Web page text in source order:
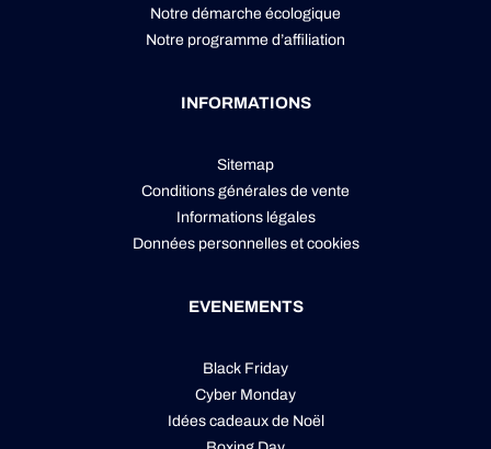
Notre démarche écologique
Notre programme d’affiliation
INFORMATIONS
Sitemap
Conditions générales de vente
Informations légales
Données personnelleset cookies
EVENEMENTS
Black Friday
Cyber Monday
Idées cadeaux de Noël